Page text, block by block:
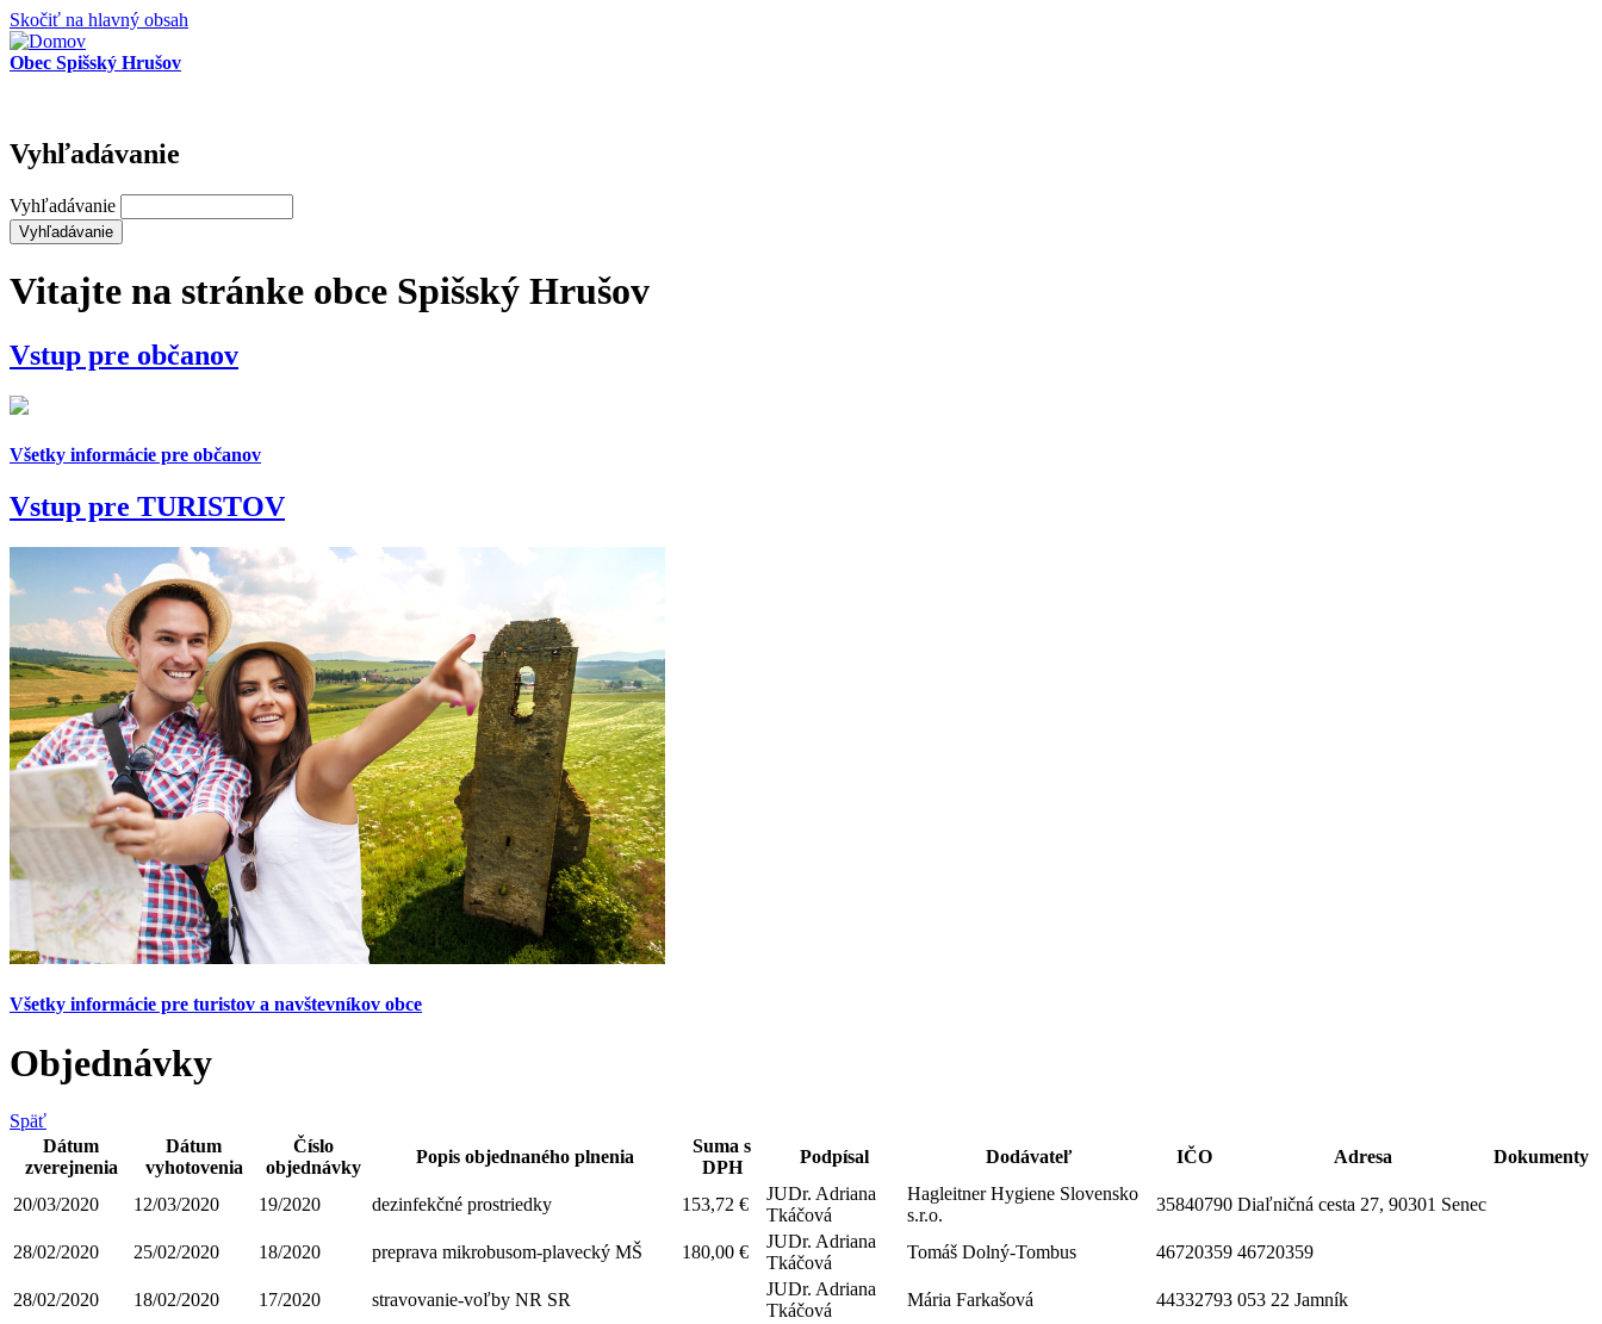
Skočiť na hlavný obsah
Obec Spišský Hrušov
Vyhľadávanie
Vyhľadávanie
Vitajte na stránke obce Spišský Hrušov
Vstup pre občanov
Všetky informácie pre občanov
Vstup pre TURISTOV
Všetky informácie pre turistov a navštevníkov obce
Objednávky
Späť
Dátum
zverejnenia
Dátum
vyhotovenia
Číslo
objednávky
Popis objednaného plnenia
Suma s
DPH
Podpísal Dodávateľ IČO Adresa Dokumenty
20/03/2020 12/03/2020 19/2020 dezinfekčné prostriedky 153,72 €
JUDr. Adriana
Tkáčová
Hagleitner Hygiene Slovensko
s.r.o.
35840790 Diaľničná cesta 27, 90301 Senec
28/02/2020 25/02/2020 18/2020 preprava mikrobusom-plavecký MŠ 180,00 €
JUDr. Adriana
Tkáčová
Tomáš Dolný-Tombus 46720359 46720359
28/02/2020 18/02/2020 17/2020 stravovanie-voľby NR SR
JUDr. Adriana
Tkáčová
Mária Farkašová 44332793 053 22 Jamník